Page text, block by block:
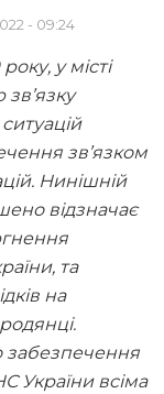
- 09:24
у місті
зв’язком
Нинішній
відзначає
та
на
забезпечення
України всіма